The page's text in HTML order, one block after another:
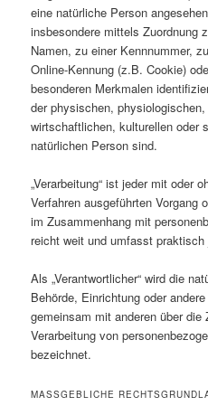
eine natürliche Person
insbesondere mittels Zuordnung
Namen, zu einer Kennnummer,
Online-Kennung (z.B. Cookie)
besonderen Merkmalen
der physischen,
wirtschaftlichen, kulturellen oder
natürlichen Person sind.
„Verarbeitung“ ist jeder mit oder
Verfahren ausgeführten Vorgang
im Zusammenhang mit
reicht weit und umfasst
Als „Verantwortlicher“ wird die
Behörde, Einrichtung oder
gemeinsam mit anderen über
Verarbeitung von
bezeichnet.
MASSGEBLICHE